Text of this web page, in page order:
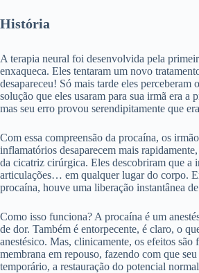
História
A terapia neural foi desenvolvida pela
enxaqueca. Eles tentaram um novo
desapareceu! Só mais tarde eles
solução que eles usaram para sua irmã era
mas seu erro provou serendipitamente que
Com essa compreensão da procaína, os
inflamatórios desaparecem mais
da cicatriz cirúrgica. Eles descobriram que a
articulações… em qualquer lugar do corpo.
procaína, houve uma liberação instantânea
Como isso funciona? A procaína é um
de dor. Também é entorpecente, é claro, o
anestésico. Mas, clinicamente, os efeitos
membrana em repouso, fazendo com que
temporário, a restauração do potencial